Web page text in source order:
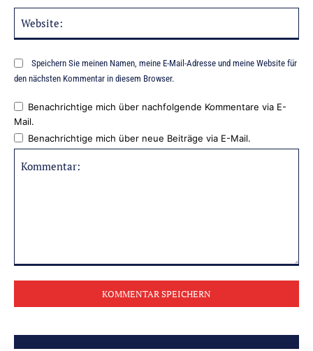
Speichern Sie meinen Namen, meine E-Mail-Adresse und meine Website für
den nächsten Kommentar in diesem Browser.
Benachrichtige mich über nachfolgende Kommentare via E-
Mail.
Benachrichtige mich über neue Beiträge via E-Mail.